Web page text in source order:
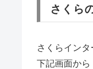
さくら
さくらイン
下記画面から